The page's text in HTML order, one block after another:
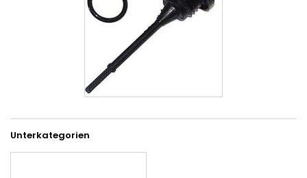
Unterkategorien